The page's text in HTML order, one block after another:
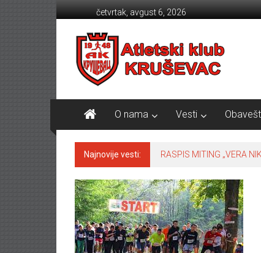
četvrtak, avgust 6, 2026
Atletski klub KRUŠEVAC
O nama Vesti
Najnovije vesti: RASPIS MITING „VERA